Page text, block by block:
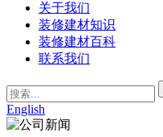
关于我们
装修建材知识
装修建材百科
联系我们
English